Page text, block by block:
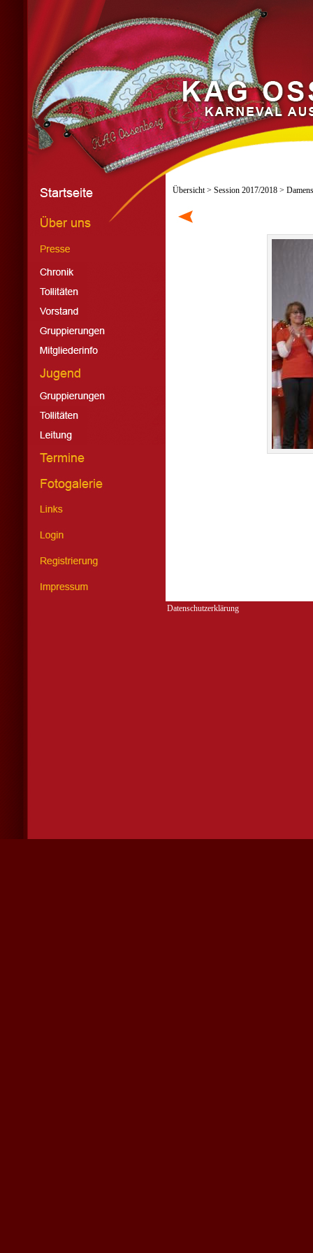
Übersicht> Session 2017/2018 >
Datenschutzerklärung